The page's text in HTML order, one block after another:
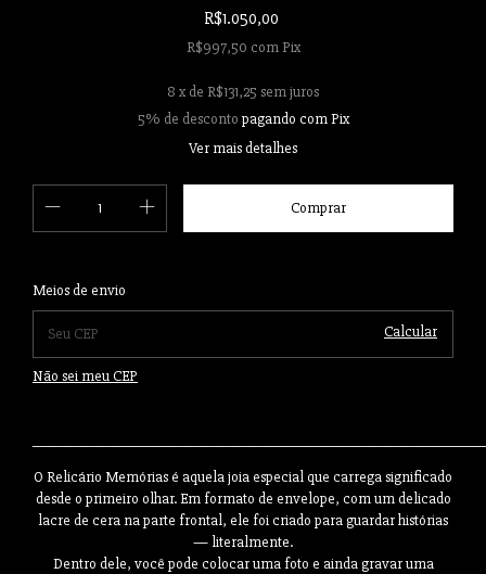
R$1.050,00
R$997,50 com Pix
8 x de R$131,25 sem juros
5% de desconto pagando com Pix
Ver mais detalhes
Entregas para o CEP:
Meios de envio
Calcular
Não sei meu CEP
O Relicário Memórias é aquela joia especial que carrega significado
desde o primeiro olhar. Em formato de envelope, com um delicado
lacre de cera na parte frontal, ele foi criado para guardar histórias
— literalmente.
Dentro dele, você pode colocar uma foto e ainda gravar uma